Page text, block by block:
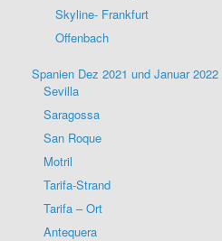
Skyline- Frankfurt
Offenbach
Spanien Dez 2021 und Januar 2022
Sevilla
Saragossa
San Roque
Motril
Tarifa-Strand
Tarifa – Ort
Antequera